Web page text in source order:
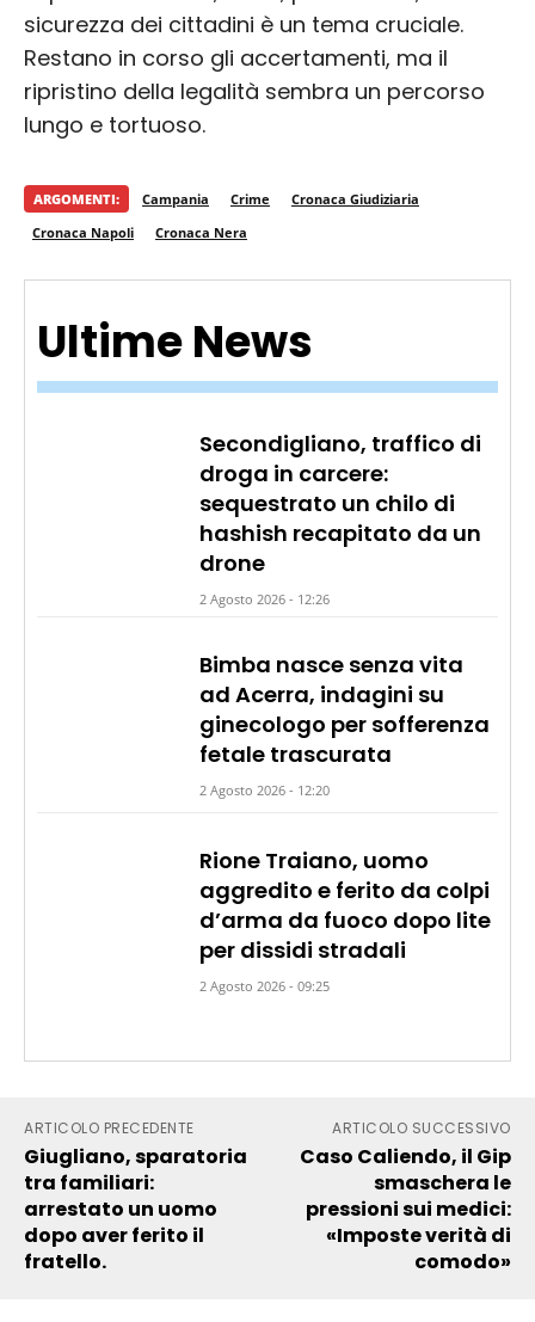
Ultime News
Secondigliano, traffico di
droga in carcere:
sequestrato un chilo di
hashish recapitato da un
drone
2 Agosto 2026 - 12:26
Bimba nasce senza vita
ad Acerra, indagini su
ginecologo per sofferenza
fetale trascurata
2 Agosto 2026 - 12:20
Rione Traiano, uomo
aggredito e ferito da colpi
d’arma da fuoco dopo lite
per dissidi stradali
2 Agosto 2026 - 09:25
sicurezza dei cittadini è un tema cruciale.
Restano in corso gli accertamenti, ma il
ripristino della legalità sembra un percorso
lungo e tortuoso.
ARGOMENTI: Campania Crime
Cronaca Giudiziaria
Cronaca Napoli
Cronaca Nera
ARTICOLO PRECEDENTE
Giugliano, sparatoria
tra familiari:
arrestato un uomo
dopo aver ferito il
fratello.
ARTICOLO SUCCESSIVO
Caso Caliendo, il Gip
smaschera le
pressioni sui medici:
«Imposte verità di
comodo»